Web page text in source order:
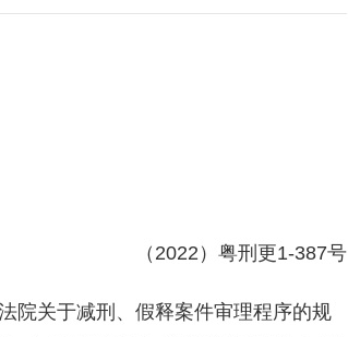
（2022）粤刑更1-387号
院关于减刑、假释案件审理程序的规